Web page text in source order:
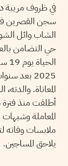
في ظروف مريبة
سجن القصرين
الشاب وائل
حي التضامن
2025 بعد
المعاناة. والدته،
أطلقت منذ
المعاملة
ملابسات وفاته
يلاحق المساجين.